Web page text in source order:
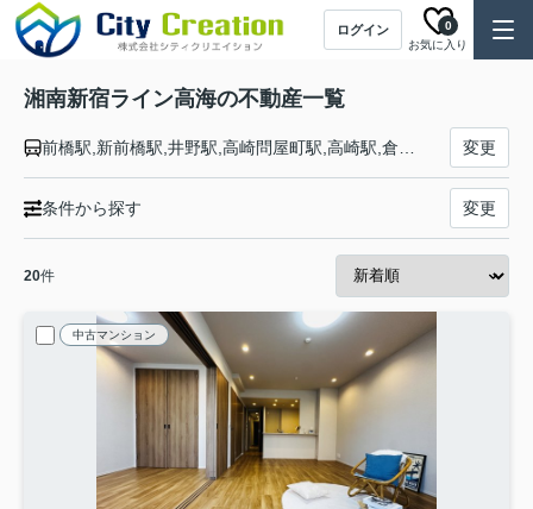
ログイン
お気に入り
0
湘南新宿ライン高海の不動産一覧
変更
条件から探す 変更
20件
中古マンション